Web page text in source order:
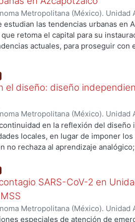
más ergonómicos, económicos
pensamiento mítico en los
Metropolitana (México). Unidad
el Diseño.,2014-03-01)
estudian las tendencias urbanas en
retoma el capital para su
actuales, para proseguir con
una imagen precisa del futuro,
los componentes
innovación y la gentrificación, que
el esfuerzo. (Para una mejor
un Glosario al final del texto).
el diseño: diseño
Metropolitana (México). Unidad
el Diseño., 2017-03-01 )
en la reflexión del diseño
locales, en lugar de imponer
no rechaza al aprendizaje
dependencia e independencia a
para notar ¿cómo los
de productos en serie?
diseño, siempre cambiante, en el
apropiaciones y
SARS-CoV-2 en
Metropolitana (México). Unidad
el Diseño.,2021-04-01)
especiales de atención de